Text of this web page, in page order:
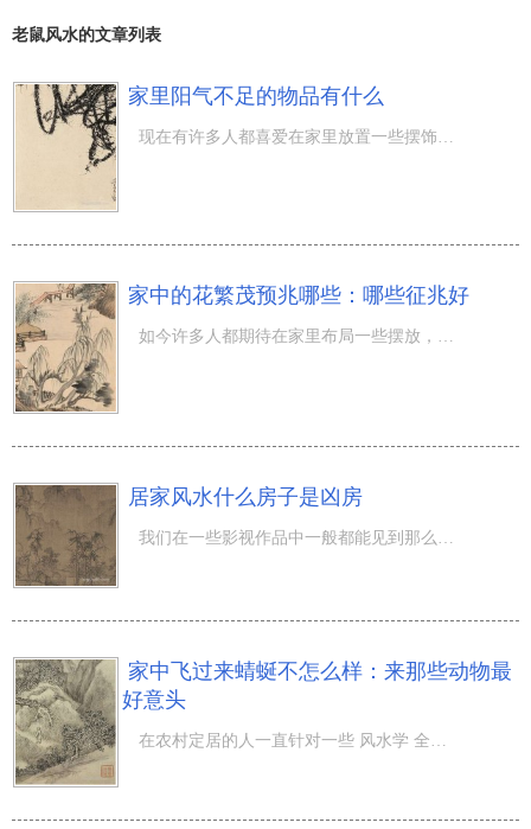
老鼠风水的文章列表
家里阳气不足的物品有什么
现在有许多人都喜爱在家里放置一些摆饰，或是也有在一些地区弄来一些老古董这类，总而言之漂亮的都是会往家
家中的花繁茂预兆哪些：哪些征兆好
居家风水什么房子是凶房
家中飞过来蜻蜒不怎么样：来那些动物最
好意头